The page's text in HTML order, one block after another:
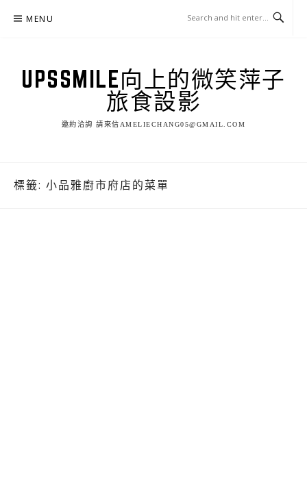
MENU
UPSSMILE向上的微笑萍子
旅食設影
邀約洽詢 請來信AMELIECHANG05@GMAIL.COM
標籤: 小品雅廚市府店的菜單